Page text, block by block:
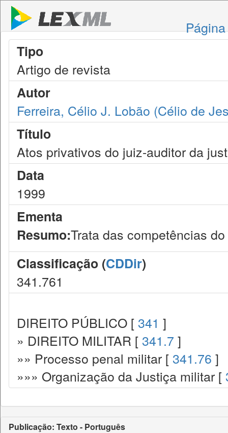
Tipo
Artigo de revista
Autor
Ferreira, Célio J. Lobão (Célio de
Título
Atos privativos do juiz-auditor da
Data
1999
Ementa
Resumo:Trata das competências
Classificação (CDDir)
341.761
DIREITO PÚBLICO [ 341 ]
» DIREITO MILITAR [ 341.7 ]
»» Processo penal militar [ 341.76 ]
»»» Organização da Justiça militar [
Publicação: Texto - Português